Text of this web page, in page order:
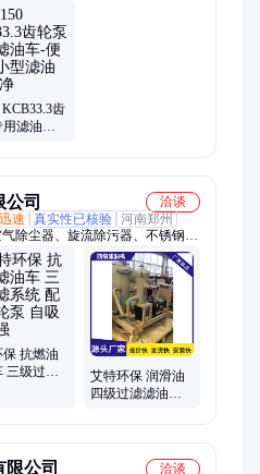
框式滤油机、移动滤油机、防爆
空滤油机、液压油真空滤油机、
空滤油机、双级真空滤油机、高
、多功能滤油机、离心式滤油
油滤油机、变压器油滤油机、绝
KCB33.3齿
滤油车-
司
洽谈
速 真实性已核验 河南郑州
除尘器、旋流除污器、不锈钢袋
层砂过滤器、PPH袋式过滤器、
油机、3M大流量水滤芯、微孔
克大流量水滤芯、滤筒式除尘
滤芯、黎明管道过滤器、派克大
、全自动自清洗过滤器、油滤
抗燃油
三级过滤
艾特环保 润滑油
四级过滤滤油车
公司
洽谈